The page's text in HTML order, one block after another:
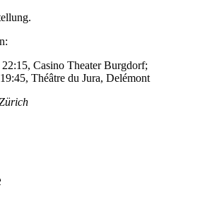
Casino Theater Burgdorf;
Théâtre du Jura, Delémont